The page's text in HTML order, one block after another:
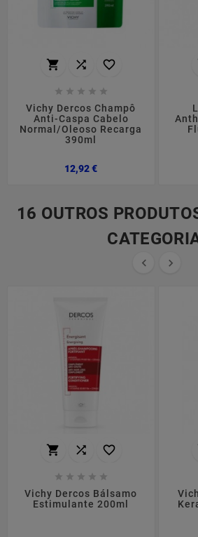
  
    
Vichy Dercos Champô
Anti-Caspa Cabelo
Normal/Oleoso Recarga
390ml
12,92 €Preço
16 OUTROS
 
  
    
Vichy Dercos Bálsamo
Estimulante 200ml